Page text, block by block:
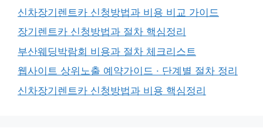
신차장기렌트카 신청방법과 비용 비교 가이드
장기렌트카 신청방법과 절차 핵심정리
부산웨딩박람회 비용과 절차 체크리스트
웹사이트 상위노출 예약가이드 · 단계별 절차 정리
신차장기렌트카 신청방법과 비용 핵심정리